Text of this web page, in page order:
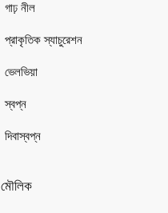
গাঢ় নীল
প্রাকৃতিক স্যাচুরেশন
ভেলভিয়া
স্বপ্ন
দিবাস্বপ্ন
মৌলিক